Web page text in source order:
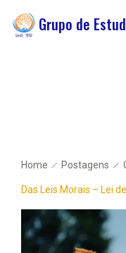
Grupo de
Home Postagens
Das Leis Morais – Lei